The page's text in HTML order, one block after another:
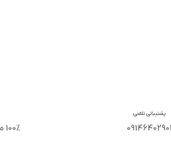
پشتیبانی تلفنی
09146402901 100% محصولات اورجینال